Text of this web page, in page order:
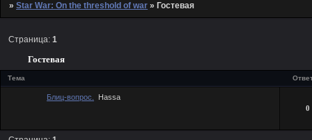
»Star War: On the threshold of war » Гостевая
Гостевая
Страница:1
Тема
Блиц-вопрос.
Hassa
0